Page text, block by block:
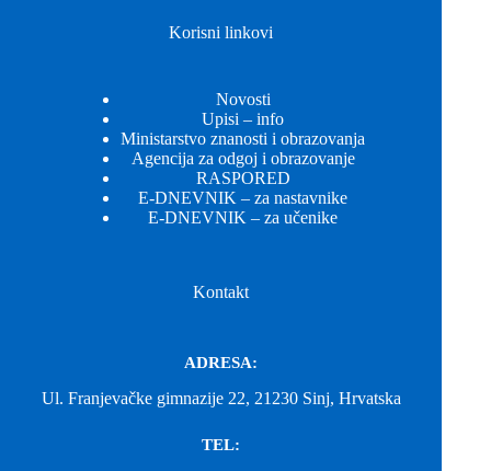
Korisni linkovi
Novosti
Upisi – info
Ministarstvo znanosti i obrazovanja
Agencija za odgoj i obrazovanje
RASPORED
E-DNEVNIK – za nastavnike
E-DNEVNIK – za učenike
Kontakt
ADRESA:
Ul. Franjevačke gimnazije 22, 21230 Sinj, Hrvatska
TEL: